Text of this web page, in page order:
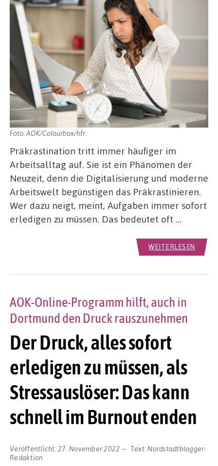
Foto: AOK/Colourbox/hfr.
Präkrastination tritt immer häufiger im
Arbeitsalltag auf. Sie ist ein Phänomen der
Neuzeit, denn die Digitalisierung und moderne
Arbeitswelt begünstigen das Präkrastinieren.
Wer dazu neigt, meint, Aufgaben immer sofort
erledigen zu müssen. Das bedeutet oft …
WEITERLESEN
Der Druck, alles sofort
erledigen zu müssen, als
Stressauslöser: Das kann
schnell im Burnout enden
AOK-Online-Programm hilft, auch in
Dortmund den Druck rauszunehmen
Veröffentlicht:27. November 2022 Text: Nordstadtblogger-
Redaktion